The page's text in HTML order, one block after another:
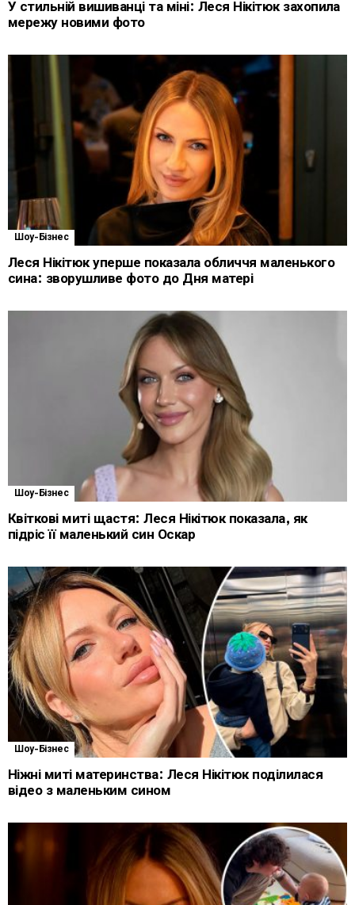
У стильній вишиванці та міні: Леся Нікітюк захопила
мережу новими фото
Шоу-Бізнес
Леся Нікітюк уперше показала обличчя маленького
сина: зворушливе фото до Дня матері
Шоу-Бізнес
Квіткові миті щастя: Леся Нікітюк показала, як
підріс її маленький син Оскар
Шоу-Бізнес
Ніжні миті материнства: Леся Нікітюк поділилася
відео з маленьким сином